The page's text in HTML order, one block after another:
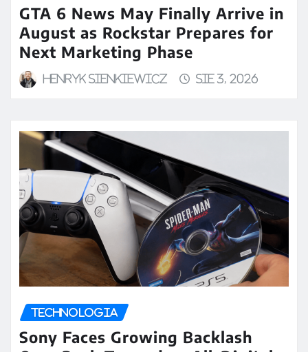
GTA 6 News May Finally Arrive in
August as Rockstar Prepares for
Next Marketing Phase
Henryk Sienkiewicz sie 3, 2026
TECHNOLOGIA
Sony Faces Growing Backlash